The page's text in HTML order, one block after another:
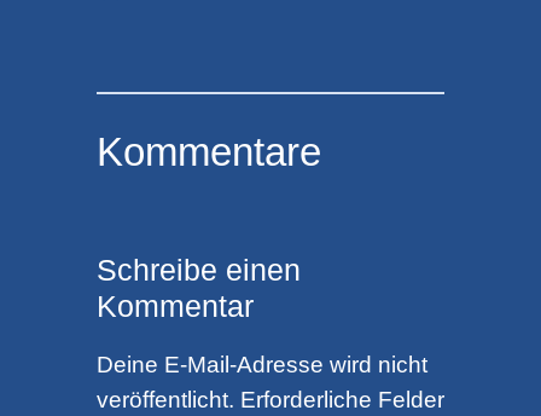
Kommentare
Schreibe einen
Kommentar
Deine E-Mail-Adresse wird nicht
veröffentlicht. Erforderliche Felder